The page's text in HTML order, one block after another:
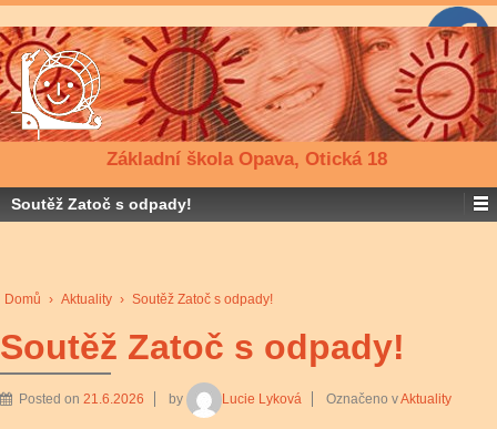
Základní škola Opava, Otická 18
Soutěž Zatoč s odpady!
Domů › Aktuality › Soutěž Zatoč s odpady!
Soutěž Zatoč s odpady!
Posted on 21.6.2026 by Lucie Lyková Označeno vAktuality